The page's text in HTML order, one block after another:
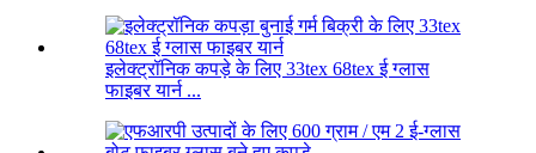
इलेक्ट्रॉनिक कपड़े के लिए 33tex 68tex ई ग्लास
फाइबर यार्न ...